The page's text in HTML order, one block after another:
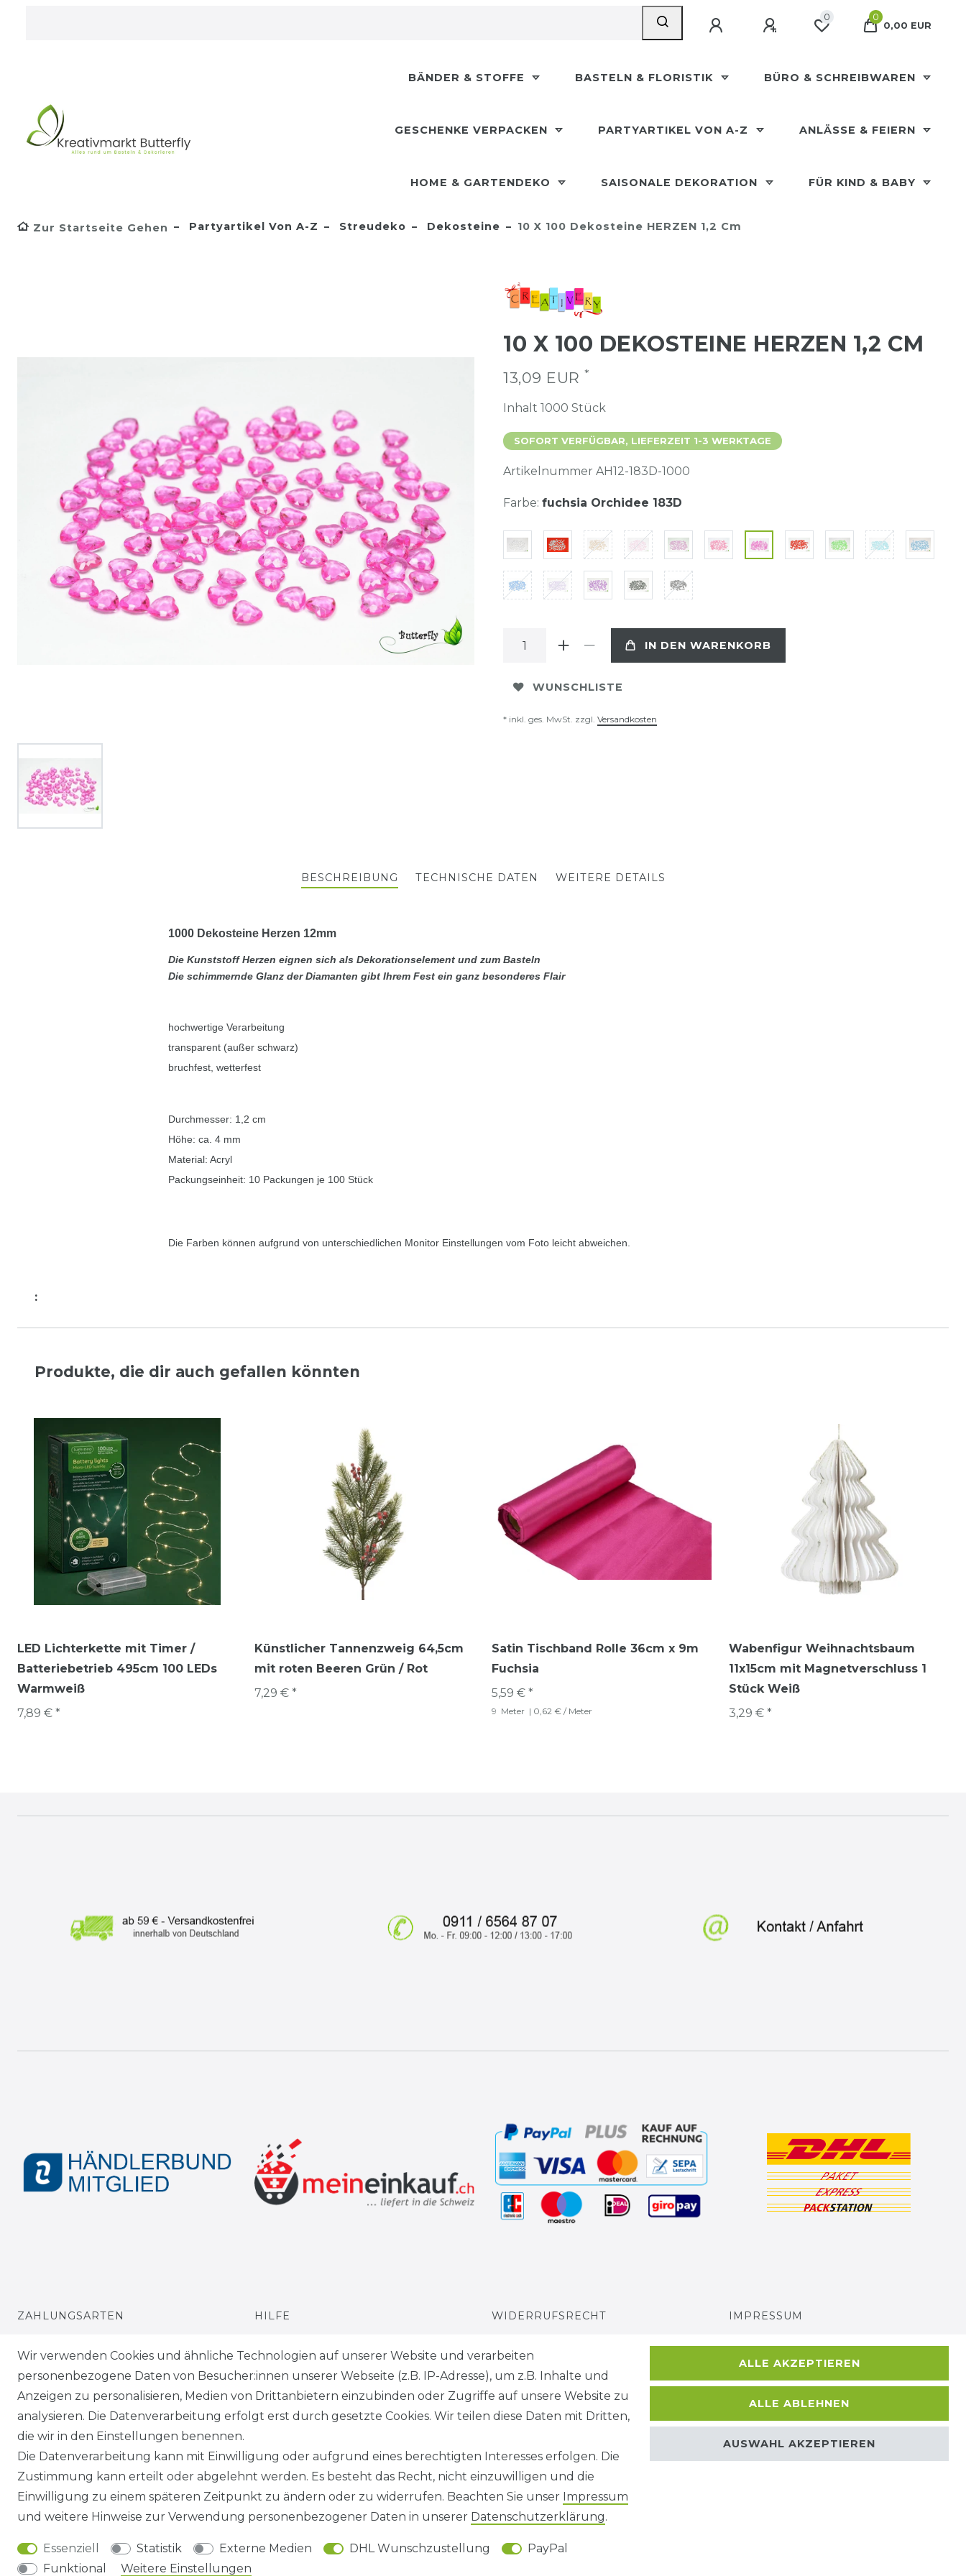
0
0
0,00 EUR
BÄNDER & STOFFE BASTELN & FLORISTIK BÜRO & SCHREIBWAREN
GESCHENKE VERPACKEN PARTYARTIKEL VON A-Z ANLÄSSE & FEIERN
HOME & GARTENDEKO SAISONALE DEKORATION FÜR KIND & BABY
Zur Startseite Gehen Partyartikel Von A-Z Streudeko Dekosteine 10 X 100 Dekosteine HERZEN 1,2 Cm
10 X 100 DEKOSTEINE HERZEN 1,2 CM
13,09 EUR *
Inhalt 1000 Stück
SOFORT VERFÜGBAR, LIEFERZEIT 1-3 WERKTAGE
Artikelnummer AH12-183D-1000
Farbe: fuchsia Orchidee 183D
IN DEN WARENKORB
WUNSCHLISTE
* inkl. ges. MwSt. zzgl. Versandkosten
BESCHREIBUNG TECHNISCHE DATEN WEITERE DETAILS
1000 Dekosteine Herzen 12mm
Die Kunststoff Herzen eignen sich als Dekorationselement und zum Basteln
Die schimmernde Glanz der Diamanten gibt Ihrem Fest ein ganz besonderes Flair
hochwertige Verarbeitung
transparent (außer schwarz)
bruchfest, wetterfest
Durchmesser: 1,2 cm
Höhe: ca. 4 mm
Material: Acryl
Packungseinheit: 10 Packungen je 100 Stück
Die Farben können aufgrund von unterschiedlichen Monitor Einstellungen vom Foto leicht abweichen.
:
Produkte, die dir auch gefallen könnten
LED Lichterkette mit Timer /
Batteriebetrieb 495cm 100 LEDs
Warmweiß
7,89 € *
Künstlicher Tannenzweig 64,5cm
mit roten Beeren Grün / Rot
7,29 € *
Satin Tischband Rolle 36cm x 9m
Fuchsia
5,59 € *
9 Meter | 0,62 € / Meter
Wabenfigur Weihnachtsbaum
11x15cm mit Magnetverschluss 1
Stück Weiß
3,29 € *
ZAHLUNGSARTEN
VERSANDARTEN & -KOSTEN
GEWERBETREIBENDE?
HILFE
KONTAKT
ANFAHRT
WIDERRUFSRECHT
WIDERRUFS­FORMULAR
HINWEISE ZUR
IMPRESSUM
DATENSCHUTZERKLÄRUNG
BARRIEREFREIHEIT
Impressum Daten­schutz­erklärung AGB Barrierefreiheitserklärung Widerrufs­recht
Wir verwenden Cookies und ähnliche Technologien auf unserer Website und verarbeiten
personenbezogene Daten von Besucher:innen unserer Webseite (z.B. IP-Adresse), um z.B. Inhalte und
Anzeigen zu personalisieren, Medien von Drittanbietern einzubinden oder Zugriffe auf unsere Website zu
analysieren. Die Datenverarbeitung erfolgt erst durch gesetzte Cookies. Wir teilen diese Daten mit Dritten,
die wir in den Einstellungen benennen.
Die Datenverarbeitung kann mit Einwilligung oder aufgrund eines berechtigten Interesses erfolgen. Die
Zustimmung kann erteilt oder abgelehnt werden. Es besteht das Recht, nicht einzuwilligen und die
Einwilligung zu einem späteren Zeitpunkt zu ändern oder zu widerrufen. Beachten Sie unser Impressum
und weitere Hinweise zur Verwendung personenbezogener Daten in unserer Daten­schutz­erklärung.
Essenziell Statistik Externe Medien DHL Wunschzustellung
PayPal
Funktional
Weitere Einstellungen
ALLE AKZEPTIEREN
ALLE ABLEHNEN
AUSWAHL AKZEPTIEREN